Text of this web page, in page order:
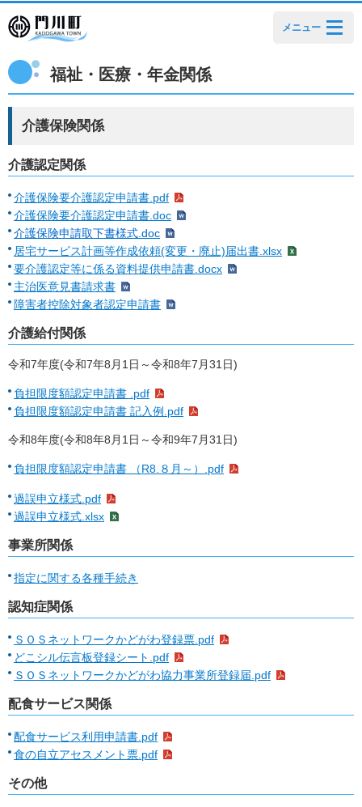
メニュー
福祉・医療・年金関係
介護保険関係
介護認定関係
介護保険要介護認定申請書.pdf
介護保険要介護認定申請書.doc
介護保険申請取下書様式.doc
居宅サービス計画等作成依頼(変更・廃止)届出書.xlsx
要介護認定等に係る資料提供申請書.docx
主治医意見書請求書
障害者控除対象者認定申請書
介護給付関係
令和7年度(令和7年8月1日～令和8年7月31日)
負担限度額認定申請書 .pdf
負担限度額認定申請書 記入例.pdf
令和8年度(令和8年8月1日～令和9年7月31日)
負担限度額認定申請書 （R8.８月～）.pdf
過誤申立様式.pdf
過誤申立様式.xlsx
事業所関係
指定に関する各種手続き
認知症関係
ＳＯＳネットワークかどがわ登録票.pdf
どこシル伝言板登録シート.pdf
ＳＯＳネットワークかどがわ協力事業所登録届.pdf
配食サービス関係
配食サービス利用申請書.pdf
食の自立アセスメント票.pdf
その他